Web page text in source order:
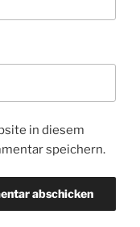
in diesem
speichern.